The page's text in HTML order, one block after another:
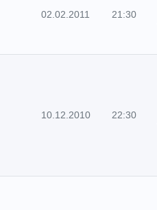
02.02.2011 21:30
10.12.2010 22:30